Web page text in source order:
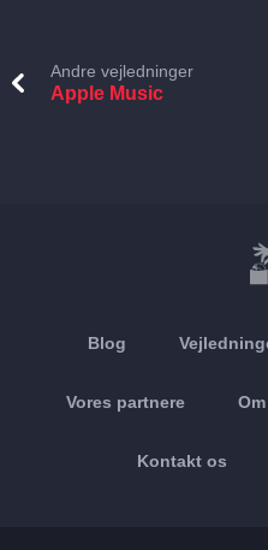
Andre vejledninger
Apple Music
Blog
Vores partnere
Kontakt os